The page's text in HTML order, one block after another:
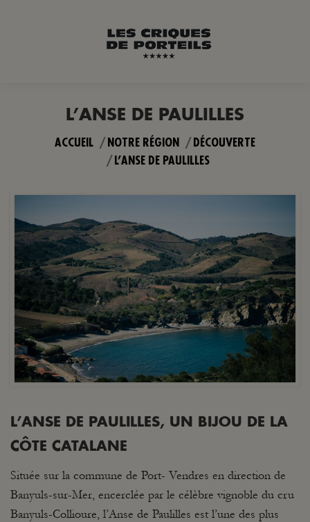
L’ANSE DE PAULILLES
Vous êtes ici :
ACCUEIL NOTRE RÉGION
DÉCOUVERTE
L’ANSE DE PAULILLES
L’ANSE DE PAULILLES, UN BIJOU DE LA
CÔTE CATALANE
Située sur la commune de Port- Vendres en direction de
Banyuls-sur-Mer, encerclée par le célèbre vignoble du cru
Banyuls-Collioure, l’Anse de Paulilles est l’une des plus